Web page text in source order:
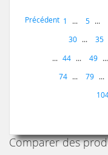
Page
Précédent Page
1 ... 5 ...
30 ... Page
35
... 44 ... 49 ...
74 ... 79 ...
Comparer des